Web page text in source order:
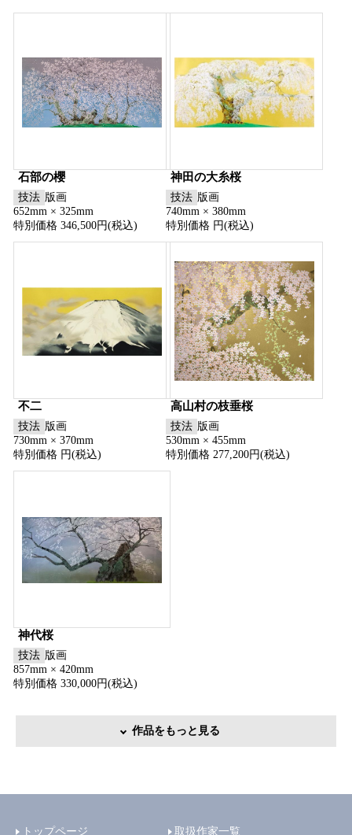
石部の櫻
技法 版画
652mm × 325mm
特別価格 346,500円(税込)
神田の大糸桜
技法 版画
740mm × 380mm
特別価格 円(税込)
不二
技法 版画
730mm × 370mm
特別価格 円(税込)
高山村の枝垂桜
技法 版画
530mm × 455mm
特別価格 277,200円(税込)
神代桜
技法 版画
857mm × 420mm
特別価格 330,000円(税込)
作品をもっと見る
トップページ 取扱作家一覧